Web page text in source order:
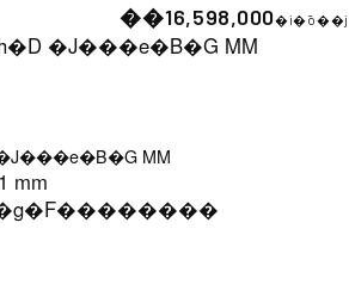
��16,598,000�i�ō��j
MM
mm
��������